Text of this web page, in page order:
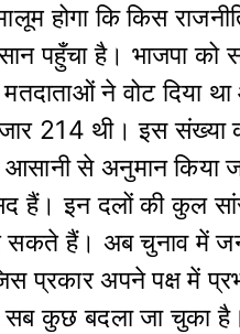
होगा कि किस
पहुँचा है। भाजपा
ने वोट दिया
214 थी। इस संख्या
आसानी से अनुमान
हैं। इन दलों की कुल
हैं। अब चुनाव में
प्रकार अपने पक्ष में
सब कुछ बदला जा चुका